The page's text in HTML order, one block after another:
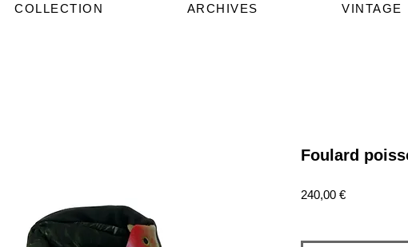
COLLECTION ARCHIVES VINTAGE
Foulard
240,00 €Prix